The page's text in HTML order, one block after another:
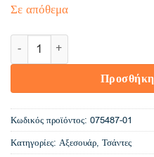
Σε απόθεμα
075487-01 Puma Phase
Κωδικός προϊόντος: 075487-01
Κατηγορίες: Αξεσουάρ, Τσάντες